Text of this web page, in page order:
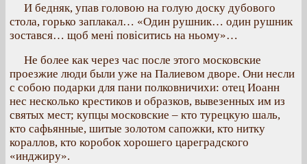
И бедняк, упав головою на голую доску дубового
стола, горько заплакал… «Один рушник… один рушник
зостався… щоб мені повіситись на ньому»…
Не более как через час после этого московские
проезжие люди были уже на Палиевом дворе. Они несли
с собою подарки для пани полковничихи: отец Иоанн
нес несколько крестиков и образков, вывезенных им из
святых мест; купцы московские – кто турецкую шаль,
кто сафьянные, шитые золотом сапожки, кто нитку
кораллов, кто коробок хорошего цареградского
«инджиру».